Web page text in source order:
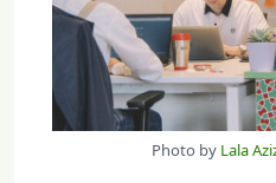
Photo by Lala